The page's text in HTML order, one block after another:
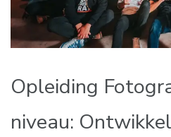
Opleiding
niveau: